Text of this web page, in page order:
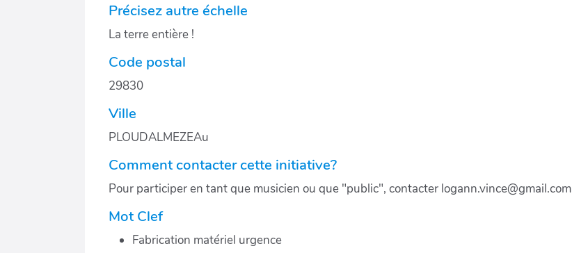
Précisez autre échelle
La terre entière !
Code postal
29830
Ville
PLOUDALMEZEAu
Comment contacter cette initiative?
Pour participer en tant que musicien ou que "public", contacter logann.vince@gmail.com
Mot Clef
Fabrication matériel urgence